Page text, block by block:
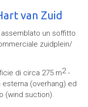
van Zuid
un soffitto
zuidplein/
di circa 275 m2-
(overhang) ed
(wind suction).